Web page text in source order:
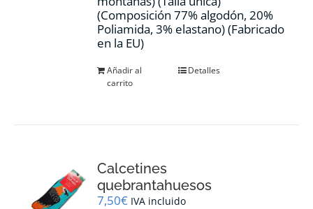
(Composición 77% algodón, 20%
Poliamida, 3% elastano) (Fabricado
en la EU)
Añadir al
carrito
Detalles
Calcetines
quebrantahuesos
7,50€ IVA incluido